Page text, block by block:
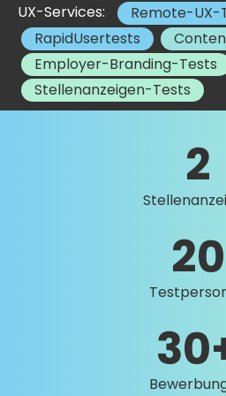
UX-Services:
Remote-UX-
RapidUsertests
Employer-Branding-Tests
Stellenanzeigen-Tests
2
20